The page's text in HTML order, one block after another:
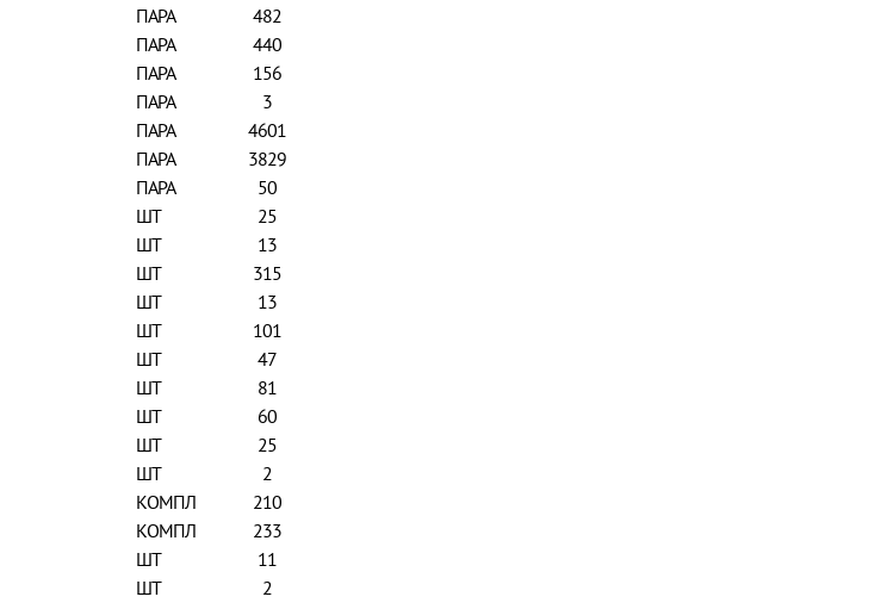
ПАРА
482
ПАРА
440
ПАРА
156
ПАРА
3
ПАРА
4601
ПАРА
3829
ПАРА
50
ШТ
25
ШТ
13
ШТ
315
ШТ
13
ШТ
101
ШТ
47
ШТ
81
ШТ
60
ШТ
25
ШТ
2
КОМПЛ
210
КОМПЛ
233
ШТ
11
ШТ
2